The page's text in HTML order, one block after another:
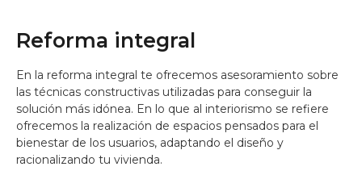
Reforma integral
En la reforma integral te ofrecemos asesoramiento sobre
las técnicas constructivas utilizadas para conseguir la
solución más idónea. En lo que al interiorismo se refiere
ofrecemos la realización de espacios pensados para el
bienestar de los usuarios, adaptando el diseño y
racionalizando tu vivienda.